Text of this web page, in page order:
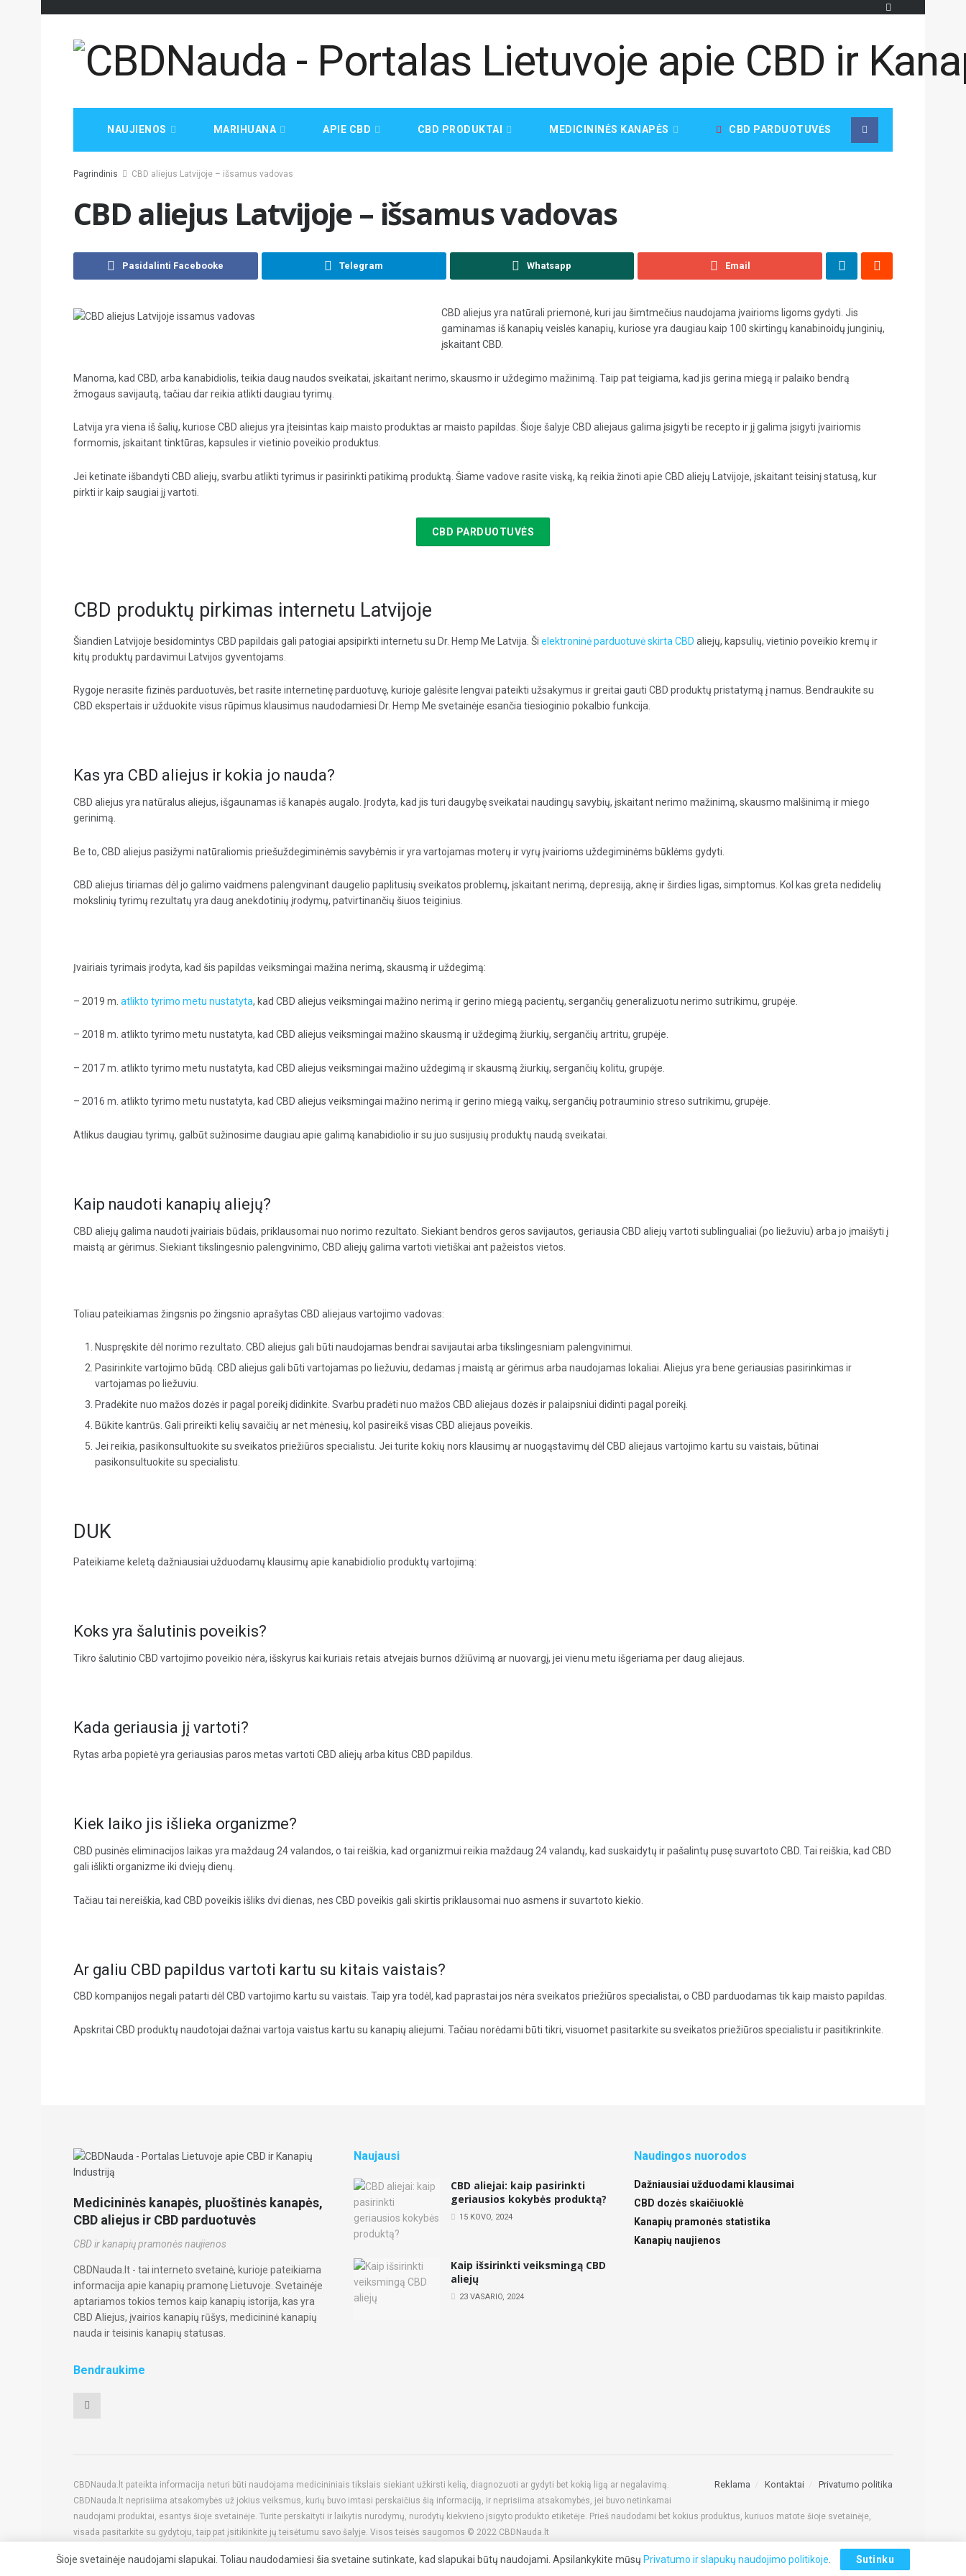
NAUJIENOS MARIHUANA APIE CBD CBD PRODUKTAI MEDICININĖS KANAPĖS CBD PARDUOTUVĖS
Pagrindinis CBD aliejus Latvijoje – išsamus vadovas
CBD aliejus Latvijoje – išsamus vadovas
Pasidalinti Facebooke Telegram Whatsapp Email
CBD aliejus yra natūrali priemonė, kuri jau šimtmečius naudojama įvairioms ligoms gydyti. Jis
gaminamas iš kanapių veislės kanapių, kuriose yra daugiau kaip 100 skirtingų kanabinoidų junginių,
įskaitant CBD.
Manoma, kad CBD, arba kanabidiolis, teikia daug naudos sveikatai, įskaitant nerimo, skausmo ir uždegimo mažinimą. Taip pat teigiama, kad jis gerina miegą ir palaiko bendrą
žmogaus savijautą, tačiau dar reikia atlikti daugiau tyrimų.
Latvija yra viena iš šalių, kuriose CBD aliejus yra įteisintas kaip maisto produktas ar maisto papildas. Šioje šalyje CBD aliejaus galima įsigyti be recepto ir jį galima įsigyti įvairiomis
formomis, įskaitant tinktūras, kapsules ir vietinio poveikio produktus.
Jei ketinate išbandyti CBD aliejų, svarbu atlikti tyrimus ir pasirinkti patikimą produktą. Šiame vadove rasite viską, ką reikia žinoti apie CBD aliejų Latvijoje, įskaitant teisinį statusą, kur
pirkti ir kaip saugiai jį vartoti.
CBD PARDUOTUVĖS
CBD produktų pirkimas internetu Latvijoje
Šiandien Latvijoje besidomintys CBD papildais gali patogiai apsipirkti internetu su Dr. Hemp Me Latvija. Ši elektroninė parduotuvė skirta CBD aliejų, kapsulių, vietinio poveikio kremų ir
kitų produktų pardavimui Latvijos gyventojams.
Rygoje nerasite fizinės parduotuvės, bet rasite internetinę parduotuvę, kurioje galėsite lengvai pateikti užsakymus ir greitai gauti CBD produktų pristatymą į namus. Bendraukite su
CBD ekspertais ir užduokite visus rūpimus klausimus naudodamiesi Dr. Hemp Me svetainėje esančia tiesioginio pokalbio funkcija.
Kas yra CBD aliejus ir kokia jo nauda?
CBD aliejus yra natūralus aliejus, išgaunamas iš kanapės augalo. Įrodyta, kad jis turi daugybę sveikatai naudingų savybių, įskaitant nerimo mažinimą, skausmo malšinimą ir miego
gerinimą.
Be to, CBD aliejus pasižymi natūraliomis priešuždegiminėmis savybėmis ir yra vartojamas moterų ir vyrų įvairioms uždegiminėms būklėms gydyti.
CBD aliejus tiriamas dėl jo galimo vaidmens palengvinant daugelio paplitusių sveikatos problemų, įskaitant nerimą, depresiją, aknę ir širdies ligas, simptomus. Kol kas greta nedidelių
mokslinių tyrimų rezultatų yra daug anekdotinių įrodymų, patvirtinančių šiuos teiginius.
Įvairiais tyrimais įrodyta, kad šis papildas veiksmingai mažina nerimą, skausmą ir uždegimą:
– 2019 m. atlikto tyrimo metu nustatyta, kad CBD aliejus veiksmingai mažino nerimą ir gerino miegą pacientų, sergančių generalizuotu nerimo sutrikimu, grupėje.
– 2018 m. atlikto tyrimo metu nustatyta, kad CBD aliejus veiksmingai mažino skausmą ir uždegimą žiurkių, sergančių artritu, grupėje.
– 2017 m. atlikto tyrimo metu nustatyta, kad CBD aliejus veiksmingai mažino uždegimą ir skausmą žiurkių, sergančių kolitu, grupėje.
– 2016 m. atlikto tyrimo metu nustatyta, kad CBD aliejus veiksmingai mažino nerimą ir gerino miegą vaikų, sergančių potrauminio streso sutrikimu, grupėje.
Atlikus daugiau tyrimų, galbūt sužinosime daugiau apie galimą kanabidiolio ir su juo susijusių produktų naudą sveikatai.
Kaip naudoti kanapių aliejų?
CBD aliejų galima naudoti įvairiais būdais, priklausomai nuo norimo rezultato. Siekiant bendros geros savijautos, geriausia CBD aliejų vartoti sublingualiai (po liežuviu) arba jo įmaišyti į
maistą ar gėrimus. Siekiant tikslingesnio palengvinimo, CBD aliejų galima vartoti vietiškai ant pažeistos vietos.
Toliau pateikiamas žingsnis po žingsnio aprašytas CBD aliejaus vartojimo vadovas:
Nuspręskite dėl norimo rezultato. CBD aliejus gali būti naudojamas bendrai savijautai arba tikslingesniam palengvinimui.
Pasirinkite vartojimo būdą. CBD aliejus gali būti vartojamas po liežuviu, dedamas į maistą ar gėrimus arba naudojamas lokaliai. Aliejus yra bene geriausias pasirinkimas ir
vartojamas po liežuviu.
Pradėkite nuo mažos dozės ir pagal poreikį didinkite. Svarbu pradėti nuo mažos CBD aliejaus dozės ir palaipsniui didinti pagal poreikį.
Būkite kantrūs. Gali prireikti kelių savaičių ar net mėnesių, kol pasireikš visas CBD aliejaus poveikis.
Jei reikia, pasikonsultuokite su sveikatos priežiūros specialistu. Jei turite kokių nors klausimų ar nuogąstavimų dėl CBD aliejaus vartojimo kartu su vaistais, būtinai
pasikonsultuokite su specialistu.
DUK
Pateikiame keletą dažniausiai užduodamų klausimų apie kanabidiolio produktų vartojimą:
Koks yra šalutinis poveikis?
Tikro šalutinio CBD vartojimo poveikio nėra, išskyrus kai kuriais retais atvejais burnos džiūvimą ar nuovargį, jei vienu metu išgeriama per daug aliejaus.
Kada geriausia jį vartoti?
Rytas arba popietė yra geriausias paros metas vartoti CBD aliejų arba kitus CBD papildus.
Kiek laiko jis išlieka organizme?
CBD pusinės eliminacijos laikas yra maždaug 24 valandos, o tai reiškia, kad organizmui reikia maždaug 24 valandų, kad suskaidytų ir pašalintų pusę suvartoto CBD. Tai reiškia, kad CBD
gali išlikti organizme iki dviejų dienų.
Tačiau tai nereiškia, kad CBD poveikis išliks dvi dienas, nes CBD poveikis gali skirtis priklausomai nuo asmens ir suvartoto kiekio.
Ar galiu CBD papildus vartoti kartu su kitais vaistais?
CBD kompanijos negali patarti dėl CBD vartojimo kartu su vaistais. Taip yra todėl, kad paprastai jos nėra sveikatos priežiūros specialistai, o CBD parduodamas tik kaip maisto papildas.
Apskritai CBD produktų naudotojai dažnai vartoja vaistus kartu su kanapių aliejumi. Tačiau norėdami būti tikri, visuomet pasitarkite su sveikatos priežiūros specialistu ir pasitikrinkite.
Medicininės kanapės, pluoštinės kanapės,
CBD aliejus ir CBD parduotuvės
CBD ir kanapių pramonės naujienos
CBDNauda.lt - tai interneto svetainė, kurioje pateikiama
informacija apie kanapių pramonę Lietuvoje. Svetainėje
aptariamos tokios temos kaip kanapių istorija, kas yra
CBD Aliejus, įvairios kanapių rūšys, medicininė kanapių
nauda ir teisinis kanapių statusas.
Bendraukime
Naujausi
CBD aliejai: kaip pasirinkti
geriausios kokybės produktą?
15 KOVO, 2024
Kaip išsirinkti veiksmingą CBD
aliejų
23 VASARIO, 2024
Naudingos nuorodos
Dažniausiai užduodami klausimai
CBD dozės skaičiuoklė
Kanapių pramonės statistika
Kanapių naujienos
Reklama Kontaktai Privatumo politika
CBDNauda.lt pateikta informacija neturi būti naudojama medicininiais tikslais siekiant užkirsti kelią, diagnozuoti ar gydyti bet kokią ligą ar negalavimą.
CBDNauda.lt neprisiima atsakomybės už jokius veiksmus, kurių buvo imtasi perskaičius šią informaciją, ir neprisiima atsakomybės, jei buvo netinkamai
naudojami produktai, esantys šioje svetainėje. Turite perskaityti ir laikytis nurodymų, nurodytų kiekvieno įsigyto produkto etiketėje. Prieš naudodami bet kokius produktus, kuriuos matote šioje svetainėje,
visada pasitarkite su gydytoju, taip pat įsitikinkite jų teisėtumu savo šalyje. Visos teisės saugomos © 2022 CBDNauda.lt
Šioje svetainėje naudojami slapukai. Toliau naudodamiesi šia svetaine sutinkate, kad slapukai būtų naudojami. Apsilankykite mūsų Privatumo ir slapukų naudojimo politikoje Sutinku